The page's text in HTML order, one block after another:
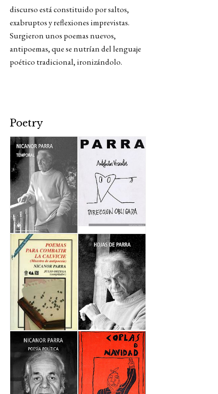
discurso está constituido por saltos,
exabruptos y reflexiones imprevistas.
Surgieron unos poemas nuevos,
antipoemas, que se nutrían del lenguaje
poético tradicional, ironizándolo.
Poetry